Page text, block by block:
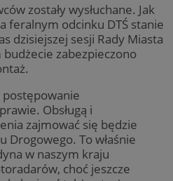
zostały wysłuchane. Jak
feralnym odcinku DTŚ stanie
dzisiejszej sesji Rady Miasta
zabezpieczono
postępowanie
Obsługą i
zajmować się będzie
Drogowego. To właśnie
w naszym kraju
choć jeszcze